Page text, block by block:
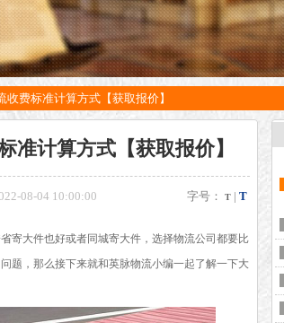
费标准计算方式【获取报价】
准计算方式【获取报价】
字号： T | T
08-04 10:00:00
寄大件也好或者同城寄大件，选择物流公司都要比
题，那么接下来就和英脉物流小编一起了解一下大